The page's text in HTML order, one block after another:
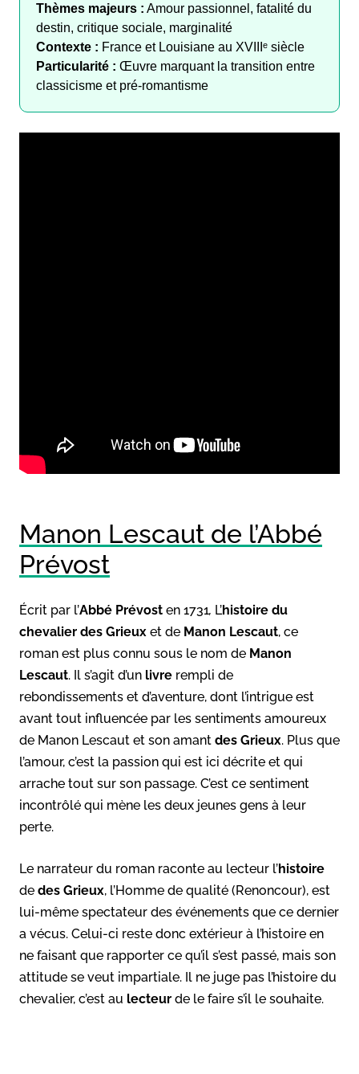
Thèmes majeurs : Amour passionnel, fatalité du
destin, critique sociale, marginalité
Contexte : France et Louisiane au XVIIIᵉ siècle
Particularité : Œuvre marquant la transition entre
classicisme et pré-romantisme
Manon Lescaut de l’Abbé
Prévost
Écrit par l’Abbé Prévost en 1731, L’histoire du
chevalier des Grieux et de Manon Lescaut, ce
roman est plus connu sous le nom de Manon
Lescaut. Il s’agit d’un livre rempli de
rebondissements et d’aventure, dont l’intrigue est
avant tout influencée par les sentiments amoureux
de Manon Lescaut et son amant des Grieux. Plus que
l’amour, c’est la passion qui est ici décrite et qui
arrache tout sur son passage. C’est ce sentiment
incontrôlé qui mène les deux jeunes gens à leur
perte.
Le narrateur du roman raconte au lecteur l’histoire
de des Grieux, l’Homme de qualité (Renoncour), est
lui-même spectateur des événements que ce dernier
a vécus. Celui-ci reste donc extérieur à l’histoire en
ne faisant que rapporter ce qu’il s’est passé, mais son
attitude se veut impartiale. Il ne juge pas l’histoire du
chevalier, c’est au lecteur de le faire s’il le souhaite.